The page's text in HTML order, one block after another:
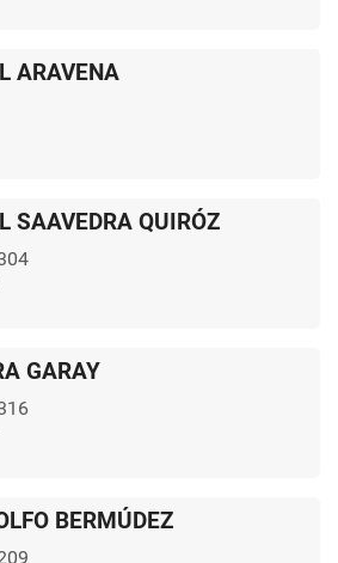
ARAVENA
SAAVEDRA QUIRÓZ
GARAY
BERMÚDEZ